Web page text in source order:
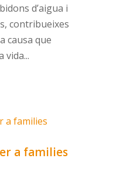
d’aigua i
contribueixes
causa que
vida...
a families